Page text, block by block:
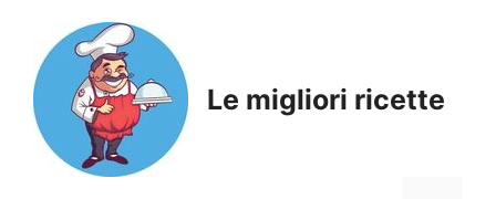
content
Le migliori ricette